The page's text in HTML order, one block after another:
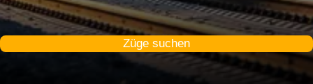
Züge suchen